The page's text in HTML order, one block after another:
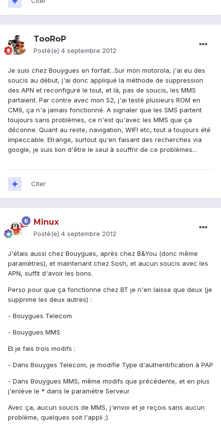
TooRoP
Posté(e) 4 septembre 2012
Je suis chez Bouygues en forfait...Sur mon motorola, j'ai eu des
soucis au début, j'ai donc appliqué la méthode de suppression
des APN et reconfiguré le tout, et là, pas de soucis, les MMS
partaient. Par contre avec mon S2, j'ai testé plusieurs ROM en
CM9, ça n'a jamais fonctionné. A signaler que les SMS partent
toujours sans problèmes, ce n'est qu'avec les MMS que ça
déconne. Quant au reste, navigation, WIFI etc, tout a toujours été
impeccable. Etrange, surtout qu'en faisant des recherches via
google, je suis lion d'être le seul à souffrir de ce problèmes...
Citer
Minux
Posté(e) 4 septembre 2012
J'étais aussi chez Bouygues, après chez B&You (donc même
paramètres), et maintenant chez Sosh, et aucun soucis avec les
APN, suffit d'avoir les bons.
Perso pour que ça fonctionne chez BT je n'en laisse que deux (je
supprime les deux autres) :
- Bouygues Telecom
- Bouygues MMS
Et je fais trois modifs :
- Dans Bouyges Telecom, je modifie Type d'authentification à PAP
- Dans Bouygues MMS, même modifs que précédente, et en plus
j'enlève le * dans le paramètre Serveur
Avec ça, aucun soucis de MMS, j'envoi et je reçois sans aucun
problème, quelques soit l'appli ;)